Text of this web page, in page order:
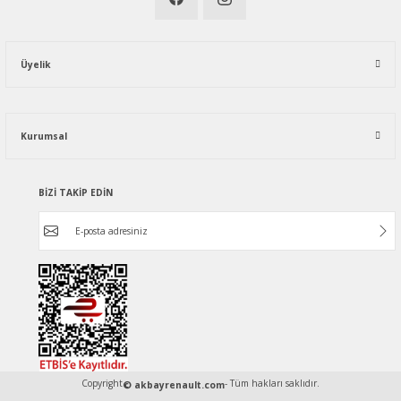
Üyelik
Kurumsal
BİZİ TAKİP EDİN
Copyright© akbayrenault.com- Tüm hakları saklıdır.